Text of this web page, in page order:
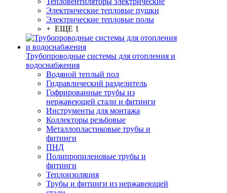
Электрические тепловые пушки
Электрические тепловые полы
+ ЕЩЕ 1
Трубопроводные системы для отопления и
водоснабжения
Водяной теплый пол
Гидравлический разделитель
Гофрированные трубы из
нержавеющей стали и фитинги
Инструменты для монтажа
Коллекторы резьбовые
Металлопластиковые трубы и
фитинги
ПНД
Полипропиленовые трубы и
фитинги
Теплоизоляция
Трубы и фитинги из нержавеющей